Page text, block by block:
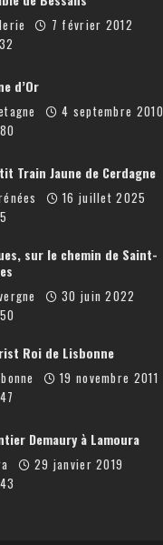
7 février 2012
d’Or
4 septembre 2010
Train Jaune de Cerdagne
16 juillet 2025
sur le chemin de Saint-
30 juin 2022
Roi de Lisbonne
19 novembre 2011
Demaury à Lamoura
29 janvier 2019